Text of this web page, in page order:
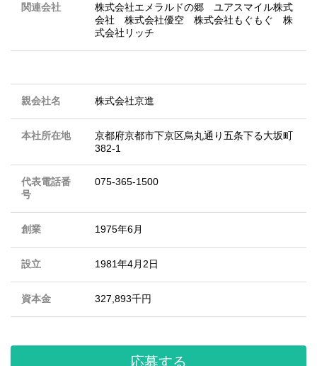
関連会社
株式会社エメラルドの郷 ユアスマイル株式
会社 株式会社優空 株式会社もぐもぐ 株
式会社リッチ
親会社名 株式会社京進
本社所在地
京都府京都市下京区烏丸通り五条下る大坂町
382-1
代表電話番
号
075-365-1500
創業 1975年6月
設立 1981年4月2日
資本金 327,893千円
応募する